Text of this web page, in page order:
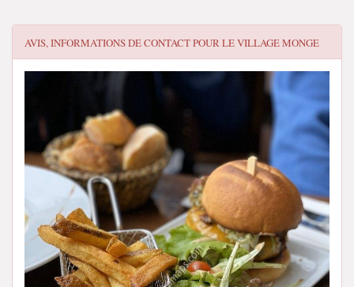
AVIS, INFORMATIONS DE CONTACT POURLE VILLAGE MONGE